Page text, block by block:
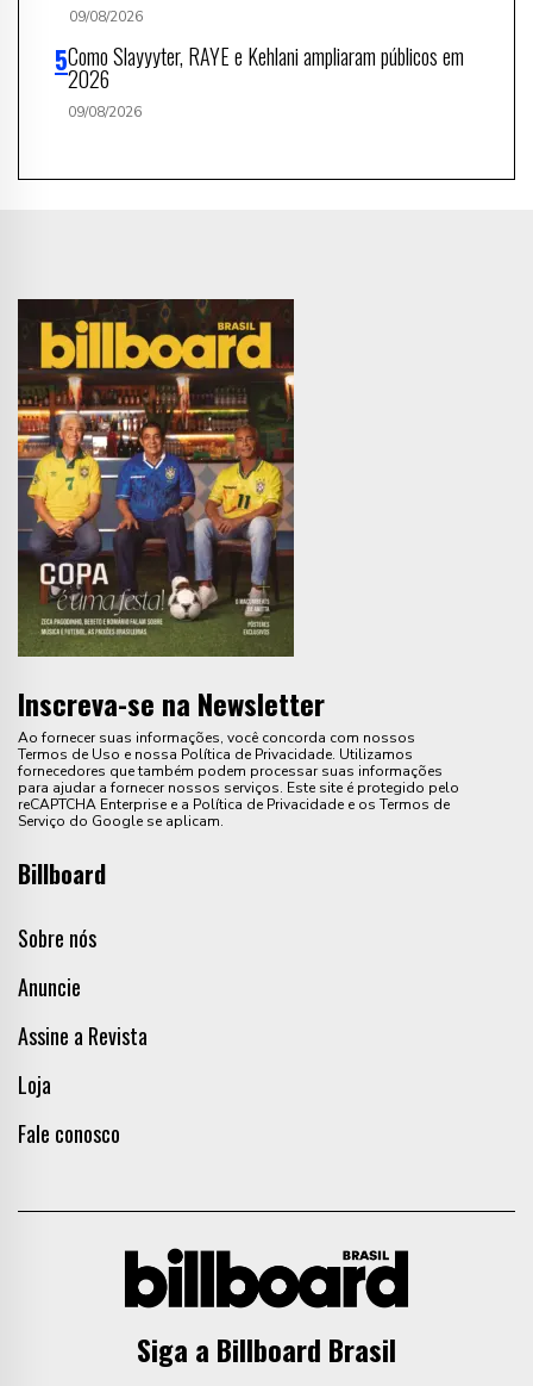
09/08/2026
Como Slayyyter, RAYE e Kehlani ampliaram públicos em
2026
09/08/2026
Inscreva-se na Newsletter
Ao fornecer suas informações, você concorda com nossos
Termos de Uso e nossa Política de Privacidade. Utilizamos
fornecedores que também podem processar suas informações
para ajudar a fornecer nossos serviços. Este site é protegido pelo
reCAPTCHA Enterprise e a Política de Privacidade e os Termos de
Serviço do Google se aplicam.
Billboard
Sobre nós
Anuncie
Assine a Revista
Loja
Fale conosco
Siga a Billboard Brasil